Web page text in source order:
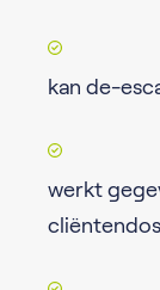
kan de-
werkt